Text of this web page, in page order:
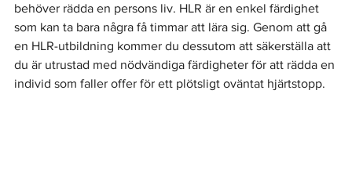
behöver rädda en persons liv. HLR är en enkel färdighet
som kan ta bara några få timmar att lära sig. Genom att gå
en HLR-utbildning kommer du dessutom att säkerställa att
du är utrustad med nödvändiga färdigheter för att rädda en
individ som faller offer för ett plötsligt oväntat hjärtstopp.